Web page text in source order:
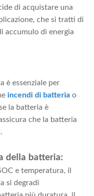
di acquistare una
che si tratti di
accumulo di energia
è essenziale per
incendi di batteria o
la batteria è
che la batteria
della batteria:
e temperatura, il
si degradi